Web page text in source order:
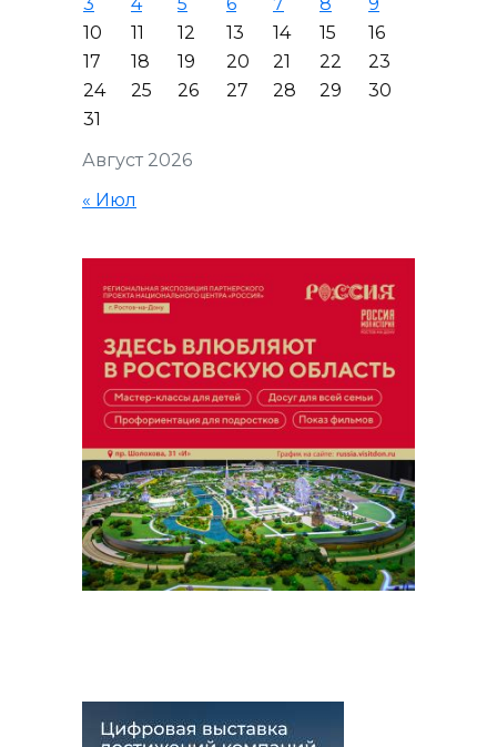
Август 2026
10
11 12 13 14 15
16
17
18 19 20 21 22
23
24
25 26 27 28 29
30
31
« Июл